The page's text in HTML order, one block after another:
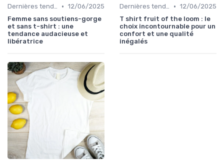
Dernières tendances • 12/06/2025
Femme sans soutiens-gorge
et sans t-shirt : une
tendance audacieuse et
libératrice
Dernières tendances • 12/06/2025
T shirt fruit of the loom : le
choix incontournable pour un
confort et une qualité
inégalés